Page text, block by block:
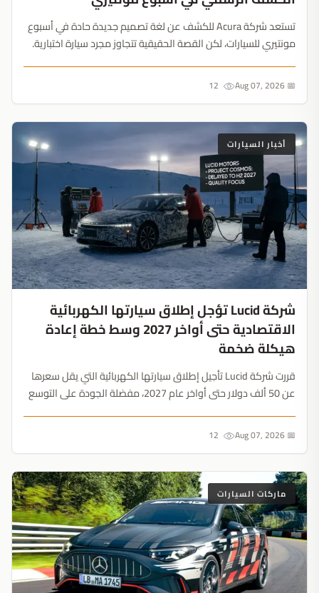
تستعد شركة Acura للكشف عن لغة تصميم جديدة حادة في أسبوع
مونتيري للسيارات، لكن القصة الحقيقية تتجاوز مجرد سيارة اختبارية.
الهجين القادم....📅 Aug 07, 2026
أخبار السيارات
شركة Lucid تؤجل إطلاق سيارتها الكهربائية
الاقتصادية حتى أواخر 2027 وسط خطة إعادة
هيكلة ضخمة
قررت شركة Lucid تأجيل إطلاق سيارتها الكهربائية التي يقل سعرها
عن 50 ألف دولار حتى أواخر عام 2027، مفضلة الجودة على التوسع
على سيارات الأجرة ذاتية القيادة، تسعى الشركة لكسب الوقت
ووقف استنزاف السيولة....
📅 Aug 07, 2026
ماركات السيارات